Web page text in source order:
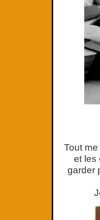
Tout
et les
garder